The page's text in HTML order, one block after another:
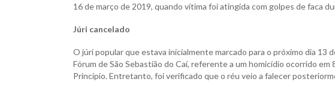
16 de março de 2019, quando vítima foi atingida com golpes de faca
Júri cancelado
O júri popular que estava inicialmente marcado para o próximo dia 13
Fórum de São Sebastião do Caí, referente a um homicídio ocorrido em
Princípio. Entretanto, foi verificado que o réu veio a falecer